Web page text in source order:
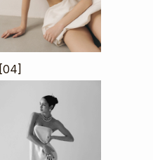
[04]